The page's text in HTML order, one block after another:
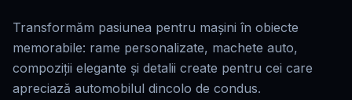
Transformăm pasiunea pentru mașini în obiecte
memorabile: rame personalizate, machete auto,
compoziții elegante și detalii create pentru cei care
apreciază automobilul dincolo de condus.